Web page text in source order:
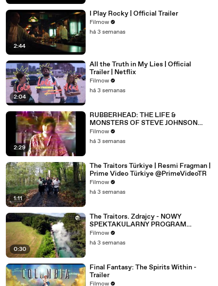
2:44
I Play Rocky | Official Trailer
Filmow
há 3 semanas
2:04
All the Truth in My Lies | Official
Trailer | Netflix
Filmow
há 3 semanas
2:29
RUBBERHEAD: THE LIFE &
MONSTERS OF STEVE JOHNSON
(2026) 4K
Filmow
há 3 semanas
1:11
The Traitors Türkiye | Resmi Fragman |
Prime Video Türkiye @PrimeVideoTR
Filmow
há 3 semanas
0:30
The Traitors. Zdrajcy - NOWY
SPEKTAKULARNY PROGRAM
WKRÓTCE W TVN! 🔥
Filmow
há 3 semanas
Final Fantasy: The Spirits Within -
Trailer
Filmow